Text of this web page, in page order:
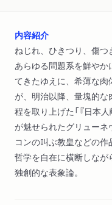
内容紹介
ねじれ、ひきつり、傷
あらゆる問題系を鮮やか
てきたゆえに、希薄な
が、明治以降、量塊的
程を取り上げた「『日本
が魅せられたグリュー
コンの叫ぶ教皇などの
哲学を自在に横断しなが
独創的な表象論。